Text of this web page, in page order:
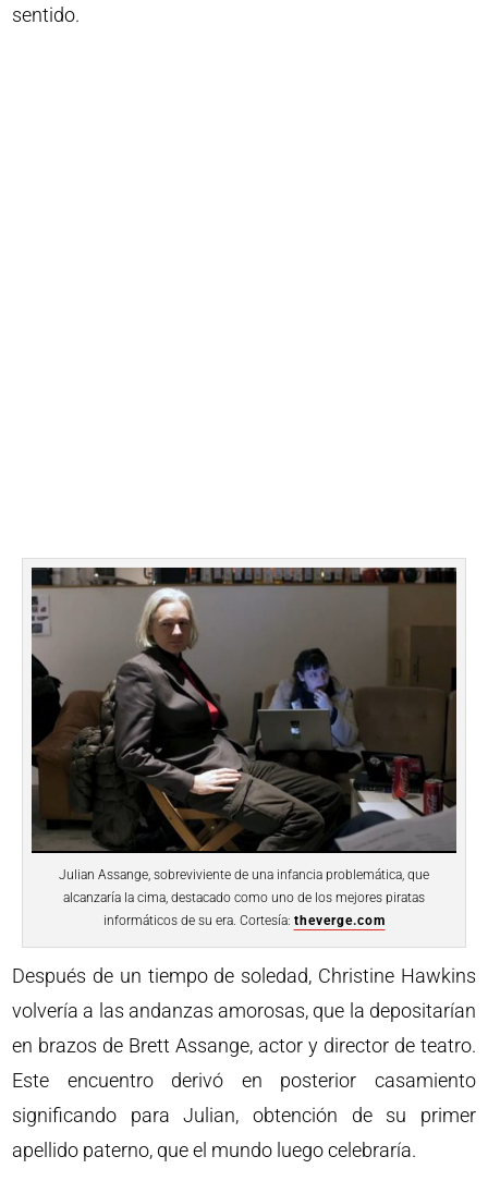
sentido.
Julian Assange, sobreviviente de una infancia problemática, que
alcanzaría la cima, destacado como uno de los mejores piratas
informáticos de su era. Cortesía: theverge.com
Después de un tiempo de soledad, Christine Hawkins
volvería a las andanzas amorosas, que la depositarían
en brazos de Brett Assange, actor y director de teatro.
Este encuentro derivó en posterior casamiento
significando para Julian, obtención de su primer
apellido paterno, que el mundo luego celebraría.